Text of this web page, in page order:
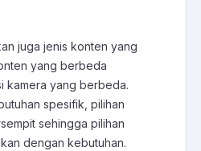
juga jenis konten yang
yang berbeda
kamera yang berbeda.
spesifik, pilihan
sehingga pilihan
dengan kebutuhan.